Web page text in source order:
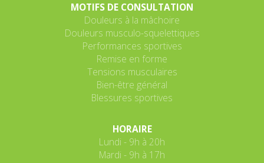
MOTIFS DE CONSULTATION
Douleurs à la mâchoire
Douleurs musculo-squelettiques
Performances sportives
Remise en forme
Tensions musculaires
Bien-être général
Blessures sportives
HORAIRE
Lundi - 9h à 20h
Mardi - 9h à 17h